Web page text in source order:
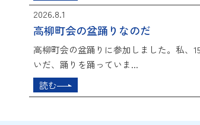
2026.8.1
高柳町会の盆踊りなのだ
高柳町会の盆踊りに参加しました。私、
いだ、踊りを踊っていま...
読む